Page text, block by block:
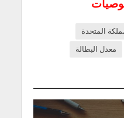
المتحدة
معدل البطالة